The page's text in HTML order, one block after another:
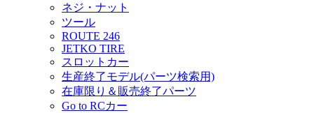
ネジ・ナット
ツール
ROUTE 246
JETKO TIRE
スロットカー
生産終了モデル(パーツ検索用)
在庫限り＆販売終了パーツ
Go to RCカー